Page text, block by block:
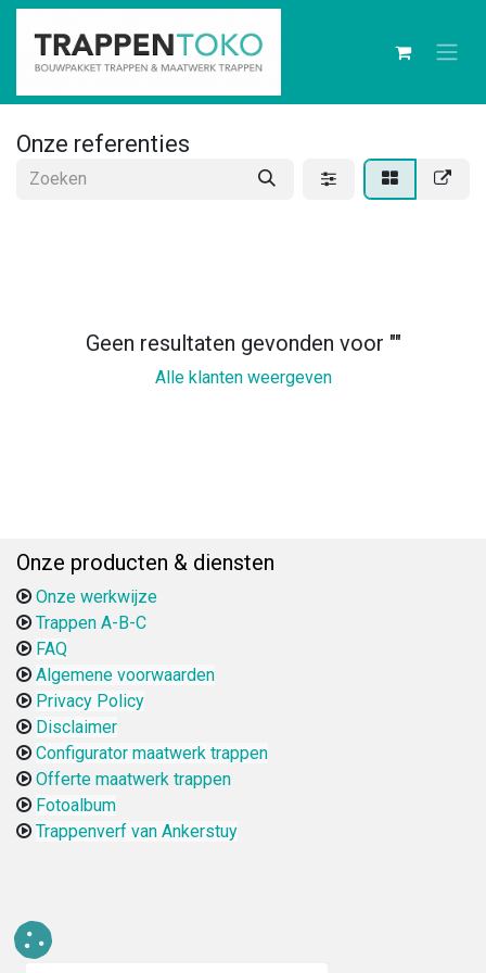
Onze referenties
Geen resultaten gevonden voor ""
Alle klanten weergeven
Onze producten & diensten
Onze werkwijze
Trappen A-B-C
FAQ
Algemene voorwaarden
Privacy Policy
Disclaimer
Configurator maatwerk trappen
Offerte maatwerk trappen
Fotoalbum
Trappenverf van Ankerstuy